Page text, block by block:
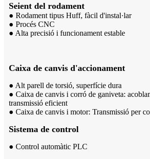
Seient del rodament
● Rodament tipus Huff, fàcil d'instal·lar
● Procés CNC
● Alta precisió i funcionament estable
Caixa de canvis d'accionament
● Alt parell de torsió, superfície dura
● Caixa de canvis i corró de ganiveta:
transmissió eficient
● Caixa de canvis i motor: Transmissió per
Sistema de control
● Control automàtic PLC